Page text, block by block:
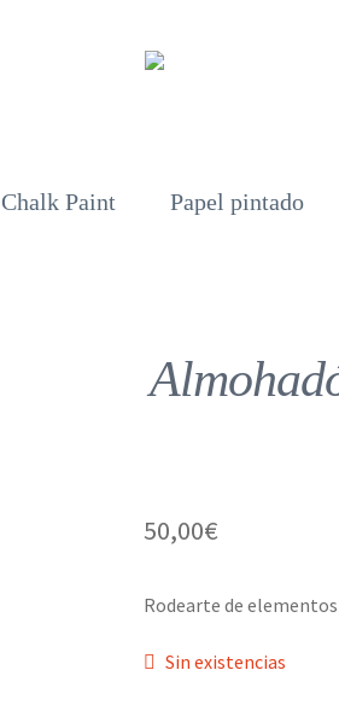
Chalk Paint Papel pintado
50,00€
Rodearte de
Sin existencias